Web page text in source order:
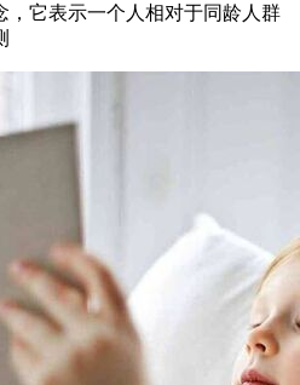
，它表示一个人相对于同龄人群